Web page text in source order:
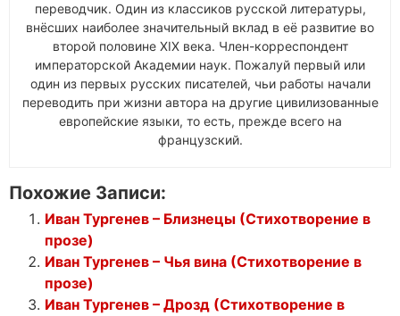
переводчик. Один из классиков русской литературы,
внёсших наиболее значительный вклад в её развитие во
второй половине XIX века. Член-корреспондент
императорской Академии наук. Пожалуй первый или
один из первых русских писателей, чьи работы начали
переводить при жизни автора на другие цивилизованные
европейские языки, то есть, прежде всего на
французский.
Похожие Записи:
Иван Тургенев – Близнецы (Стихотворение в
прозе)
Иван Тургенев – Чья вина (Стихотворение в
прозе)
Иван Тургенев – Дрозд (Стихотворение в